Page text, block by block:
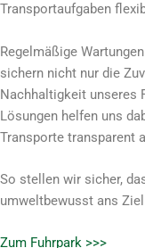
Transportaufgaben
Regelmäßige
sichern nicht nur die
Nachhaltigkeit unseres
Lösungen helfen uns
Transporte transparent
So stellen wir sicher,
umweltbewusst ans
Zum Fuhrpark >>>